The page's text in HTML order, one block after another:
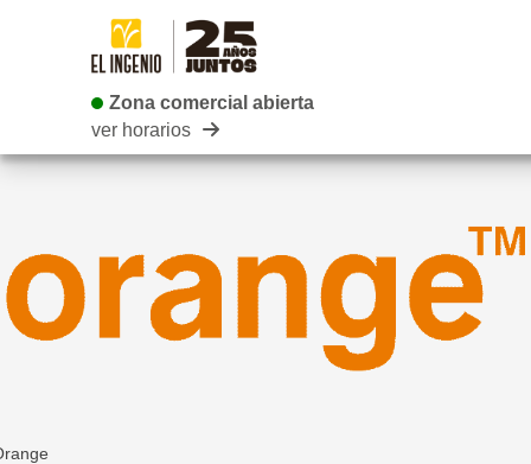
Zona comercial abierta
Zona comercial abierta
ver horarios